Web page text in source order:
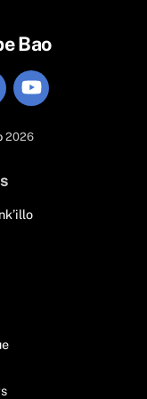
Bao
Instagram
2026